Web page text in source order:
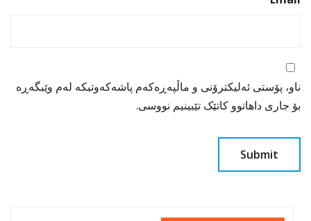
ناو، پۆستی ئەلیکترۆنی و ماڵپەڕەکەم پاشەکەوتبکە لەم وێبگەڕە
بۆ جاری داهاتوو کاتێک تێبینیم نووسی.